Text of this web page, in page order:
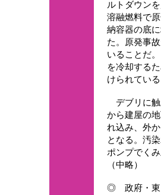
ルトダウン
溶融燃料で
納容器の底
た。原発事
いることだ
を冷却する
けられてい
デブリに触
から建屋の
れ込み、外
となる。汚
ポンプでく
（中略）
◎ 政府・東